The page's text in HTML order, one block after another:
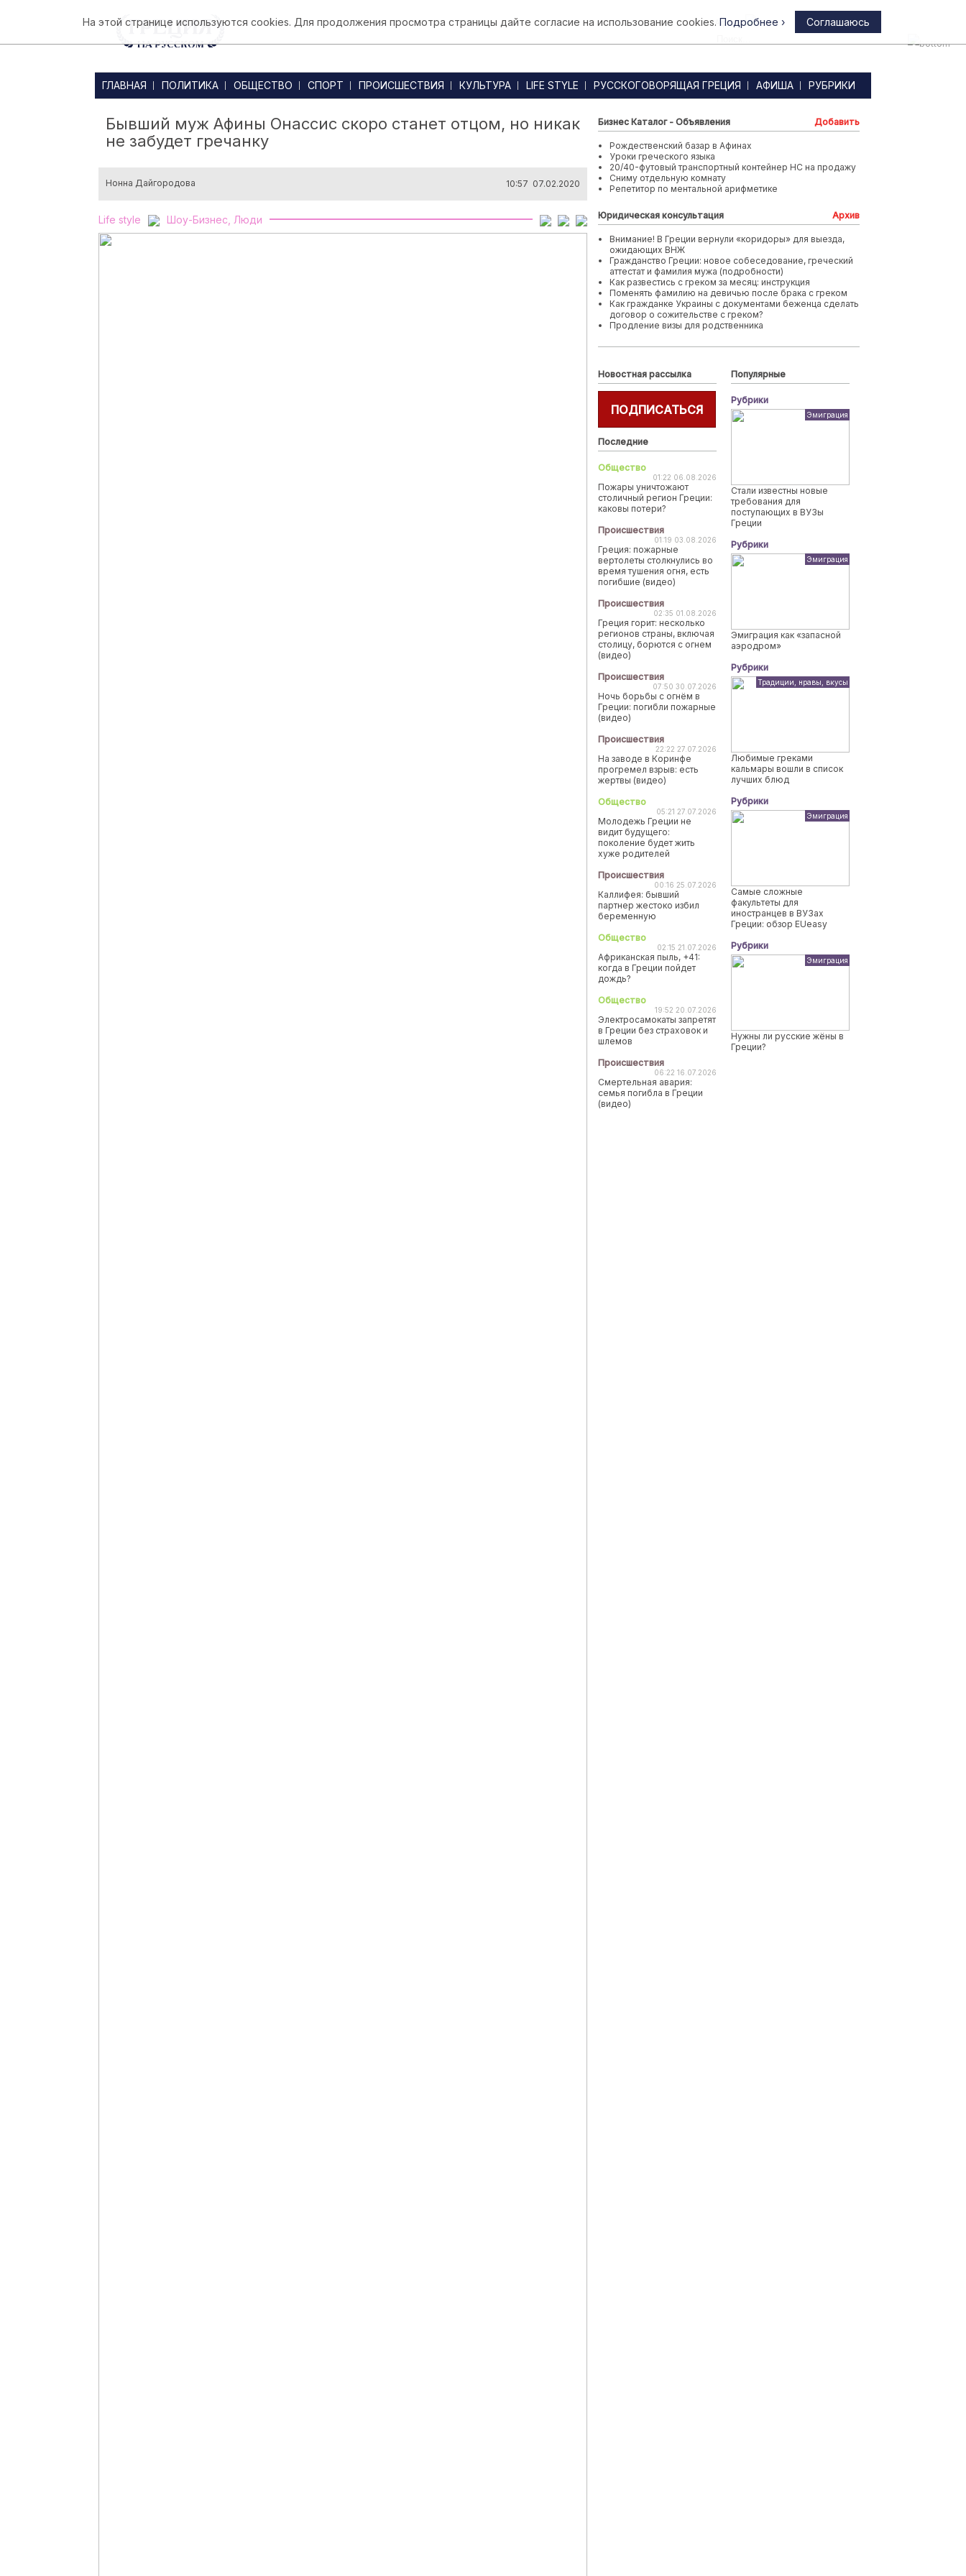
Афины
ГЛАВНАЯ ПОЛИТИКА ОБЩЕСТВО СПОРТ ПРОИСШЕСТВИЯ КУЛЬТУРА LIFE STYLE РУССКОГОВОРЯЩАЯ ГРЕЦИЯ АФИША РУБРИКИ
Бывший муж Афины Онассис скоро станет отцом, но никак
не забудет гречанку
Нонна Дайгородова 10:57 07.02.2020
Life style Шоу-Бизнес, Люди
Бизнес Каталог - Объявления Добавить
Рождественский базар в Афинах
Уроки греческого языка
20/40-футовый транспортный контейнер HC на продажу
Сниму отдельную комнату
Репетитор по ментальной арифметике
Юридическая консультация Архив
Внимание! В Греции вернули «коридоры» для выезда,
ожидающих ВНЖ
Гражданство Греции: новое собеседование, греческий
аттестат и фамилия мужа (подробности)
Как развестись с греком за месяц: инструкция
Поменять фамилию на девичью после брака с греком
Как гражданке Украины с документами беженца сделать
договор о сожительстве с греком?
Продление визы для родственника
Новостная рассылка
ПОДПИСАТЬСЯ
Последние
Общество
01:22 06.08.2026
Пожары уничтожают
столичный регион Греции:
каковы потери?
Происшествия
01:19 03.08.2026
Греция: пожарные
вертолеты столкнулись во
время тушения огня, есть
погибшие (видео)
Происшествия
02:35 01.08.2026
Греция горит: несколько
регионов страны, включая
столицу, борются с огнем
(видео)
Происшествия
07:50 30.07.2026
Ночь борьбы с огнём в
Греции: погибли пожарные
(видео)
Происшествия
22:22 27.07.2026
На заводе в Коринфе
прогремел взрыв: есть
жертвы (видео)
Общество
05:21 27.07.2026
Молодежь Греции не
видит будущего:
поколение будет жить
хуже родителей
Происшествия
00:16 25.07.2026
Каллифея: бывший
партнер жестоко избил
беременную
Общество
02:15 21.07.2026
Африканская пыль, +41:
когда в Греции пойдет
дождь?
Общество
19:52 20.07.2026
Электросамокаты запретят
в Греции без страховок и
шлемов
Происшествия
06:22 16.07.2026
Смертельная авария:
семья погибла в Греции
(видео)
Популярные
Рубрики
Эмиграция
Стали известны новые
требования для
поступающих в ВУЗы
Греции
Рубрики
Эмиграция
Эмиграция как «запасной
аэродром»
Рубрики
Традиции, нравы, вкусы
Любимые греками
кальмары вошли в список
лучших блюд
Рубрики
Эмиграция
Самые сложные
факультеты для
иностранцев в ВУЗах
Греции: обзор EUeasy
Рубрики
Эмиграция
Нужны ли русские жёны в
Греции?
На этой странице используются cookies. Для продолжения просмотра страницы дайте согласие на использование cookies. Подробнее › Соглашаюсь